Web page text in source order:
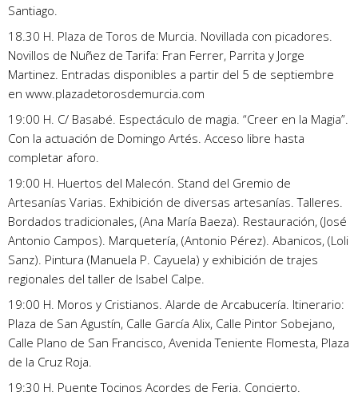
Santiago.
18.30 H. Plaza de Toros de Murcia. Novillada con picadores.
Novillos de Nuñez de Tarifa: Fran Ferrer, Parrita y Jorge
Martinez. Entradas disponibles a partir del 5 de septiembre
en www.plazadetorosdemurcia.com
19:00 H. C/ Basabé. Espectáculo de magia. “Creer en la Magia”.
Con la actuación de Domingo Artés. Acceso libre hasta
completar aforo.
19:00 H. Huertos del Malecón. Stand del Gremio de
Artesanías Varias. Exhibición de diversas artesanías. Talleres.
Bordados tradicionales, (Ana María Baeza). Restauración, (José
Antonio Campos). Marquetería, (Antonio Pérez). Abanicos, (Loli
Sanz). Pintura (Manuela P. Cayuela) y exhibición de trajes
regionales del taller de Isabel Calpe.
19:00 H. Moros y Cristianos. Alarde de Arcabucería. Itinerario:
Plaza de San Agustín, Calle García Alix, Calle Pintor Sobejano,
Calle Plano de San Francisco, Avenida Teniente Flomesta, Plaza
de la Cruz Roja.
19:30 H. Puente Tocinos Acordes de Feria. Concierto.